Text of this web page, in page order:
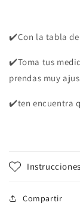
✔️Con la tabla
✔️Toma tus
prendas muy
✔️ten encuentra
Compartir